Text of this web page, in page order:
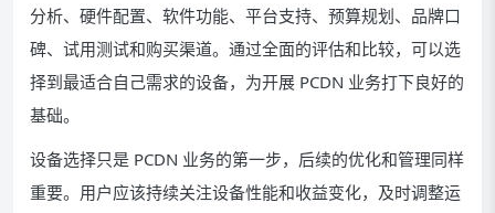
分析、硬件配置、软件功能、平台支持、预算规划、品牌口
碑、试用测试和购买渠道。通过全面的评估和比较，可以选
择到最适合自己需求的设备，为开展 PCDN 业务打下良好的
基础。
设备选择只是 PCDN 业务的第一步，后续的优化和管理同样
重要。用户应该持续关注设备性能和收益变化，及时调整运